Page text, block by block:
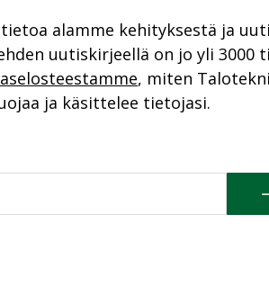
tulevat näyttäytymään
Timo Metsälä kertoo,
kodikas virkistysalue.
rakentamisessa
Lehto Group on tullut
sekä
myös Allas Sea Poolin
alamme kehityksestä ja
uutiskirjeellä on jo yli 3000
, miten
ja käsittelee tietojasi.